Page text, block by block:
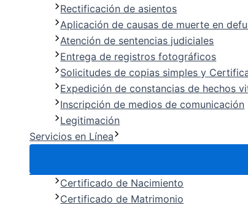
Rectificación de asientos
Aplicación de causas de muerte en
Atención de sentencias judiciales
Entrega de registros fotográficos
Solicitudes de copias simples y
Expedición de constancias de hechos
Inscripción de medios de comunicación
Legitimación
Servicios en Línea
Certificado de Nacimiento
Certificado de Matrimonio